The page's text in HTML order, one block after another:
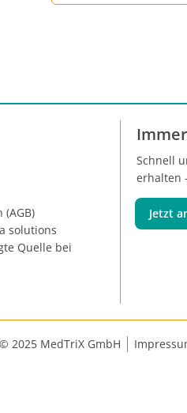
solutions
Quelle bei
Schnell
erhalten
Jetzt
© 2025 MedTriX GmbH